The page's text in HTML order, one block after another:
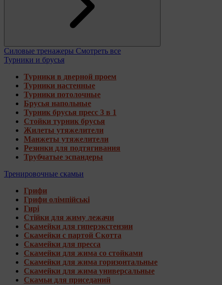
Силовые тренажеры Смотреть все
Турники и брусья
Турники в дверной проем
Турники настенные
Турники потолочные
Брусья напольные
Турник брусья пресс 3 в 1
Стойки турник брусья
Жилеты утяжелители
Манжеты утяжелители
Резинки для подтягивания
Трубчатые эспандеры
Тренировочные скамьи
Грифи
Грифи олімпійські
Гирі
Стійки для жиму лежачи
Скамейки для гиперэкстензии
Скамейки с партой Скотта
Скамейки для пресса
Скамейки для жима со стойками
Скамейки для жима горизонтальные
Скамейки для жима универсальные
Скамьи для приседаний